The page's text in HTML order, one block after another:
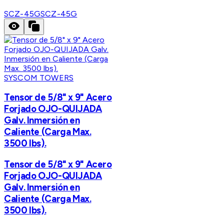
SCZ-45GSCZ-45G
SYSCOM TOWERS
Tensor de 5/8" x 9" Acero
Forjado OJO-QUIJADA
Galv. Inmersión en
Caliente (Carga Max.
3500 lbs).
Tensor de 5/8" x 9" Acero
Forjado OJO-QUIJADA
Galv. Inmersión en
Caliente (Carga Max.
3500 lbs).